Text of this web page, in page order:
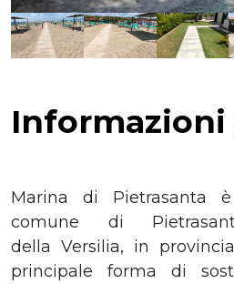
Informazioni
Marina di Pietrasanta
comune di
della Versilia, in
principale forma di